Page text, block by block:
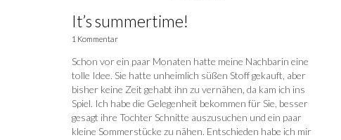
It’s summertime!
1 Kommentar
Schon vor ein paar Monaten hatte meine Nachbarin eine
tolle Idee. Sie hatte unheimlich süßen Stoff gekauft, aber
bisher keine Zeit gehabt ihn zu vernähen, da kam ich ins
Spiel. Ich habe die Gelegenheit bekommen für Sie, besser
gesagt ihre Tochter Schnitte auszusuchen und ein paar
kleine Sommerstücke zu nähen. Entschieden habe ich mir